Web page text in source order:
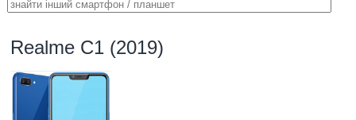
Realme C1 (2019)